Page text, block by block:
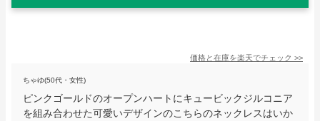
価格と在庫を楽天でチェック >>
ちゃゆ(50代・女性)
ピンクゴールドのオープンハートにキュービックジルコニア
を組み合わせた可愛いデザインのこちらのネックレスはいか